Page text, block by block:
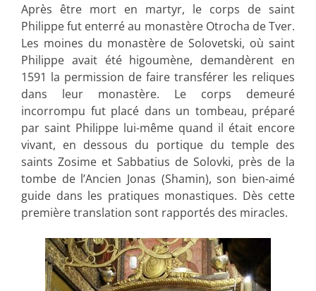
Après être mort en martyr, le corps de saint
Philippe fut enterré au monastère Otrocha de Tver.
Les moines du monastère de Solovetski, où saint
Philippe avait été higoumène, demandèrent en
1591 la permission de faire transférer les reliques
dans leur monastère. Le corps demeuré
incorrompu fut placé dans un tombeau, préparé
par saint Philippe lui-même quand il était encore
vivant, en dessous du portique du temple des
saints Zosime et Sabbatius de Solovki, près de la
tombe de l’Ancien Jonas (Shamin), son bien-aimé
guide dans les pratiques monastiques. Dès cette
première translation sont rapportés des miracles.